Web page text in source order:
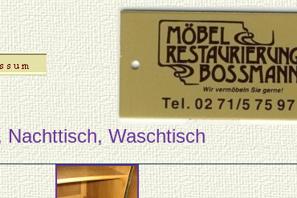
Nachttisch, Waschtisch